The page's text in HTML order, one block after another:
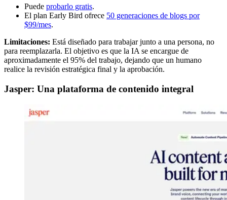
Puede probarlo gratis.
El plan Early Bird ofrece 50 generaciones de blogs por
$99/mes.
Limitaciones: Está diseñado para trabajar junto a una persona, no
para reemplazarla. El objetivo es que la IA se encargue de
aproximadamente el 95% del trabajo, dejando que un humano
realice la revisión estratégica final y la aprobación.
Jasper: Una plataforma de contenido integral